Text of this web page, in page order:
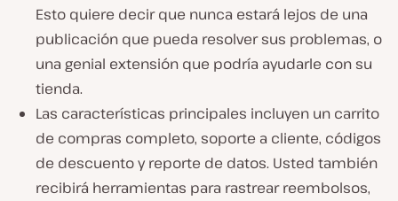
Esto quiere decir que nunca estará lejos de una
publicación que pueda resolver sus problemas, o
una genial extensión que podría ayudarle con su
tienda.
Las características principales incluyen un carrito
de compras completo, soporte a cliente, códigos
de descuento y reporte de datos. Usted también
recibirá herramientas para rastrear reembolsos,